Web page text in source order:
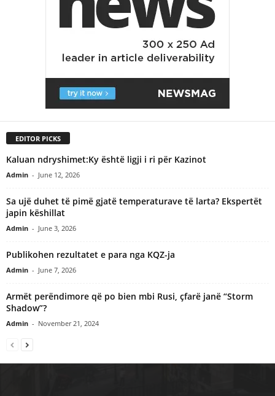
EDITOR PICKS
Kaluan ndryshimet:Ky është ligji i ri për Kazinot
Admin - June 12, 2026
Sa ujë duhet të pimë gjatë temperaturave të larta? Ekspertët
japin këshillat
Admin - June 3, 2026
Publikohen rezultatet e para nga KQZ-ja
Admin - June 7, 2026
Armët perëndimore që po bien mbi Rusi, çfarë janë “Storm
Shadow”?
Admin - November 21, 2024